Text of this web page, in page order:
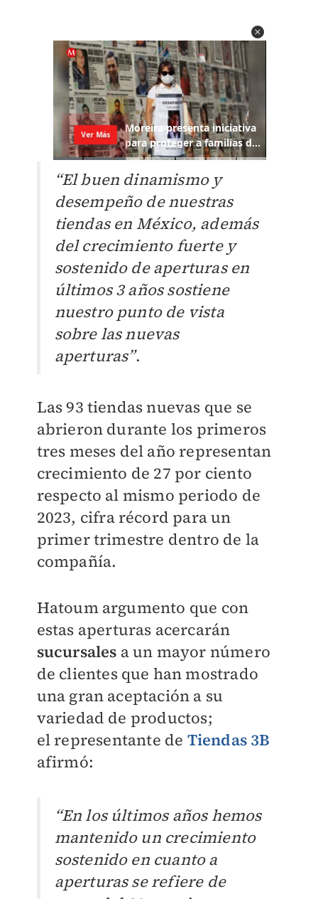
“El buen dinamismo y
desempeño de nuestras
tiendas en México, además
del crecimiento fuerte y
sostenido de aperturas en
últimos 3 años sostiene
nuestro punto de vista
sobre las nuevas
aperturas”.
Las 93 tiendas nuevas que se
abrieron durante los primeros
tres meses del año representan
crecimiento de 27 por ciento
respecto al mismo periodo de
2023, cifra récord para un
primer trimestre dentro de la
compañía.
Hatoum argumento que con
estas aperturas acercarán
sucursales a un mayor número
de clientes que han mostrado
una gran aceptación a su
variedad de productos;
elrepresentante de Tiendas 3B
afirmó:
“En los últimos años hemos
mantenido un crecimiento
sostenido en cuanto a
aperturas se refiere de